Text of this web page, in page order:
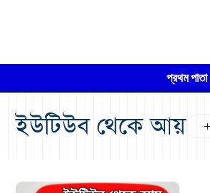
প্রথম পাতা
ইউটিউব থেকে আয়